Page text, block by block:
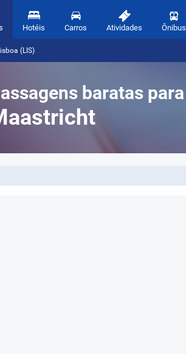
Hotéis Carros Atividades Ônibus
(LIS)
baratas para